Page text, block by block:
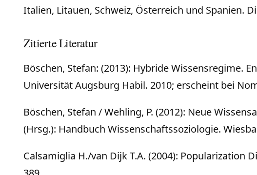
Italien, Litauen, Schweiz, Österreich und Spanien.
Zitierte Literatur
Böschen, Stefan: (2013): Hybride Wissensregime.
Universität Augsburg Habil. 2010; erscheint bei
Böschen, Stefan / Wehling, P. (2012): Neue
(Hrsg.): Handbuch Wissenschaftssoziologie.
Calsamiglia H./van Dijk T.A. (2004): Popularization